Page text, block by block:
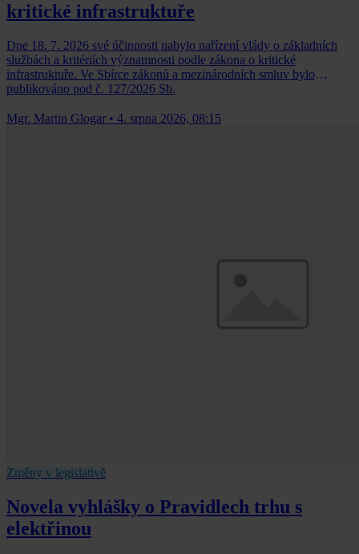
kritické infrastruktuře
Dne 18. 7. 2026 své účinnosti nabylo nařízení vlády o základních
službách a kritériích významnosti podle zákona o kritické
infrastruktuře. Ve Sbírce zákonů a mezinárodních smluv bylo
publikováno pod č. 127/2026 Sb.
Mgr. Martin Glogar • 4. srpna 2026, 08:15
Změny v legislativě
Novela vyhlášky o Pravidlech trhu s
elektřinou